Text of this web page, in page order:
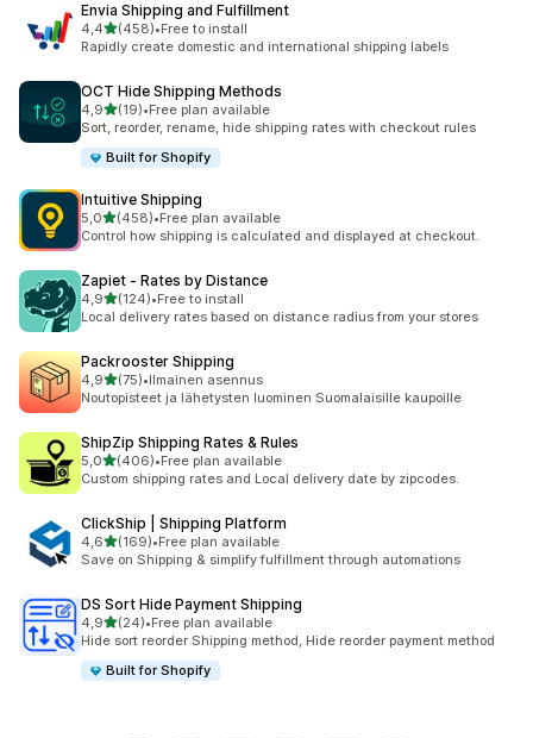
Envia Shipping and Fulfillment
4,4/ 5 tähteä
(458)
458 arvostelua yhteensä
•Free to install
Rapidly create domestic and international shipping labels
OCT Hide Shipping Methods
4,9/ 5 tähteä
(19)
19 arvostelua yhteensä
•Free plan available
Sort, reorder, rename, hide shipping rates with checkout rules
Built for Shopify
Intuitive Shipping
5,0/ 5 tähteä
(458)
458 arvostelua yhteensä
•Free plan available
Control how shipping is calculated and displayed at checkout.
Zapiet ‑ Rates by Distance
4,9/ 5 tähteä
(124)
124 arvostelua yhteensä
•Free to install
Local delivery rates based on distance radius from your stores
Packrooster Shipping
4,9/ 5 tähteä
(75)
75 arvostelua yhteensä
•Ilmainen asennus
Noutopisteet ja lähetysten luominen Suomalaisille kaupoille
ShipZip Shipping Rates & Rules
5,0/ 5 tähteä
(406)
406 arvostelua yhteensä
•Free plan available
Custom shipping rates and Local delivery date by zipcodes.
ClickShip | Shipping Platform
4,6/ 5 tähteä
(169)
169 arvostelua yhteensä
•Free plan available
Save on Shipping & simplify fulfillment through automations
DS Sort Hide Payment Shipping
4,9/ 5 tähteä
(24)
24 arvostelua yhteensä
•Free plan available
Hide sort reorder Shipping method, Hide reorder payment method
Built for Shopify